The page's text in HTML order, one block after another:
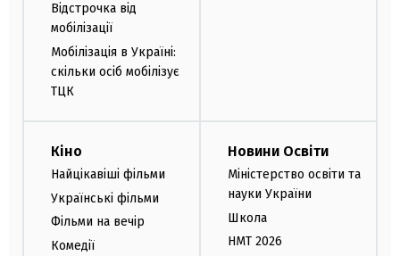
Відстрочка від
мобілізації
Мобілізація в Україні:
скільки осіб мобілізує
ТЦК
Кіно
Найцікавіші фільми
Українські фільми
Фільми на вечір
Комедії
Новини Освіти
Міністерство освіти та
науки України
Школа
НМТ 2026